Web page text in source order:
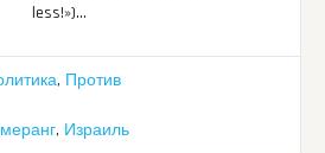
less!»)…
, Против
, Израиль